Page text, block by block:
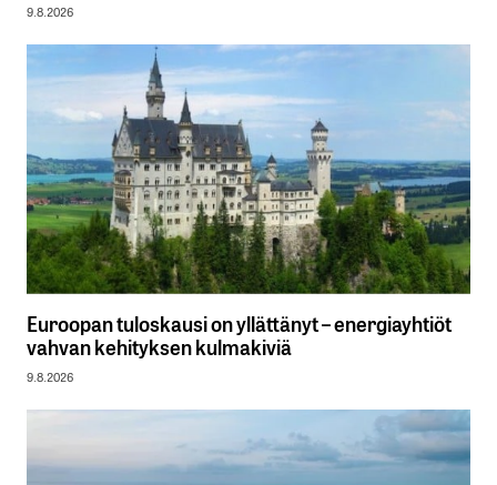
9.8.2026
Euroopan tuloskausi on yllättänyt – energiayhtiöt
vahvan kehityksen kulmakiviä
9.8.2026